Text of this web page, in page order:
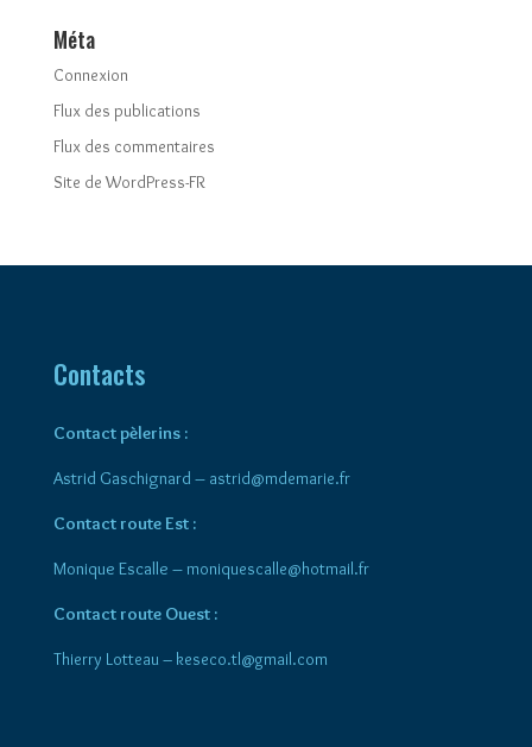
Méta
Connexion
Flux des publications
Flux des commentaires
Site de WordPress-FR
Contacts
Contact pèlerins :
Astrid Gaschignard – astrid@mdemarie.fr
Contact route Est :
Monique Escalle – moniquescalle@hotmail.fr
Contact route Ouest :
Thierry Lotteau – keseco.tl@gmail.com